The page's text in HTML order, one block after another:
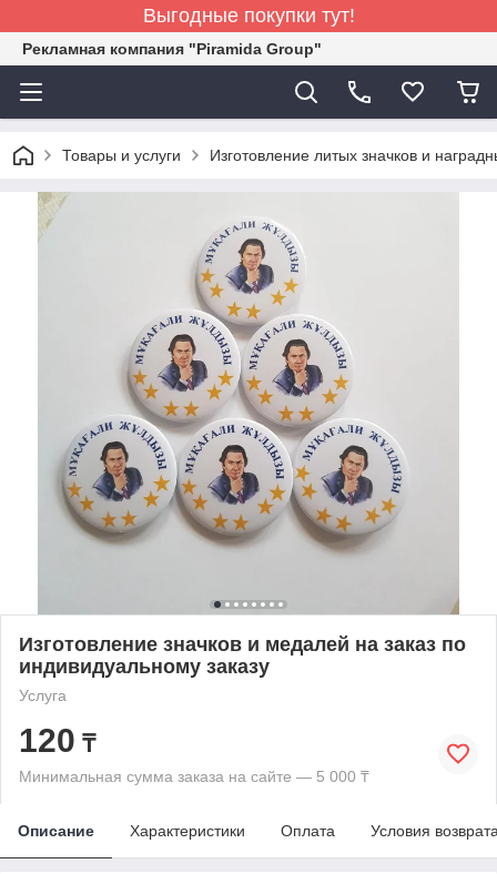
Выгодные покупки тут!
Рекламная компания "Piramida Group"
Товары и услуги Изготовление литых значков и
Изготовление значков и медалей на заказ по
индивидуальному заказу
Услуга
120 ₸
Минимальная сумма заказа на сайте — 5 000 ₸
Описание Характеристики Оплата Условия